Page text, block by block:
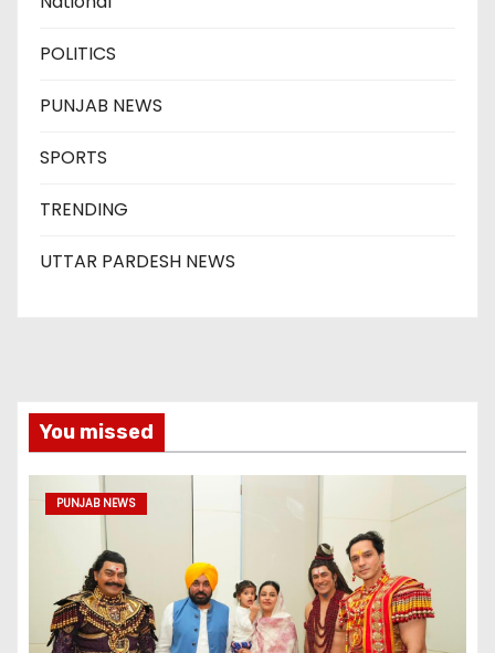
POLITICS
PUNJAB NEWS
SPORTS
TRENDING
UTTAR PARDESH NEWS
You missed
PUNJAB NEWS